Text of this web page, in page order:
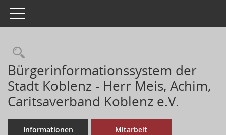
Toggle navigation
Bürgerinformationssystem der
Stadt Koblenz - Herr Meis, Achim,
Caritsaverband Koblenz e.V.
Informationen Mitarbeit